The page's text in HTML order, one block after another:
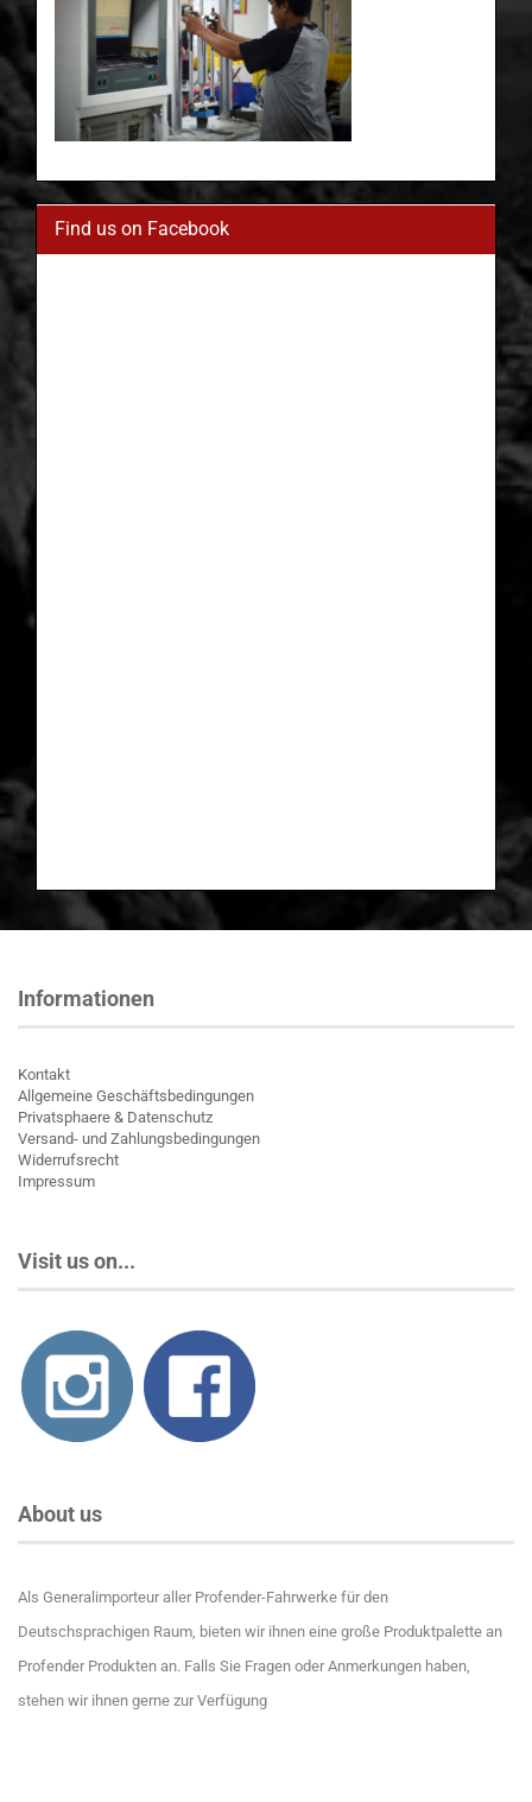
Find us on Facebook
Informationen
Kontakt
Allgemeine Geschäftsbedingungen
Privatsphaere & Datenschutz
Versand- und Zahlungsbedingungen
Widerrufsrecht
Impressum
Visit us on...
About us
Als Generalimporteur aller Profender-Fahrwerke für den
Deutschsprachigen Raum, bieten wir ihnen eine große Produktpalette an
Profender Produkten an. Falls Sie Fragen oder Anmerkungen haben,
stehen wir ihnen gerne zur Verfügung